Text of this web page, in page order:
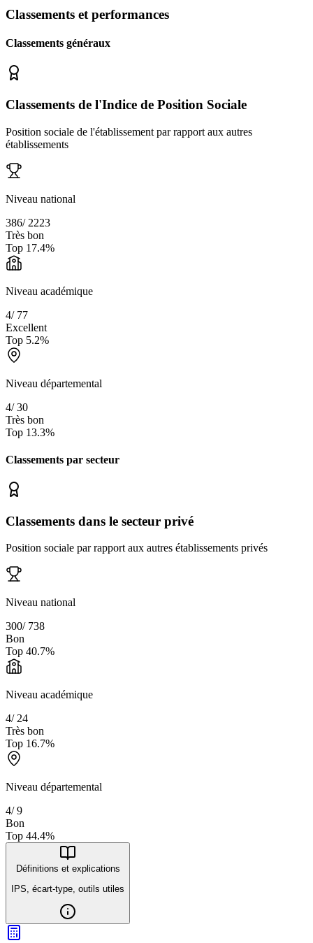
Classements et performances
Classements généraux
Classements de l'Indice de Position Sociale
Position sociale de l'établissement par rapport aux autres
établissements
Niveau national
386/ 2223
Très bon
Top 17.4%
Niveau académique
4/ 77
Excellent
Top 5.2%
Niveau départemental
4/30
Très bon
Top 13.3%
Classements par secteur
Classements dans le secteur privé
Position sociale par rapport aux autres établissements privés
Niveau national
300/ 738
Bon
Top 40.7%
Niveau académique
4/24
Très bon
Top 16.7%
Niveau départemental
4/9
Bon
Top 44.4%
Définitions et explications
IPS, écart-type, outils utiles